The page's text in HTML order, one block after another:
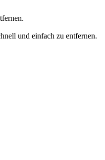
und einfach zu entfernen.